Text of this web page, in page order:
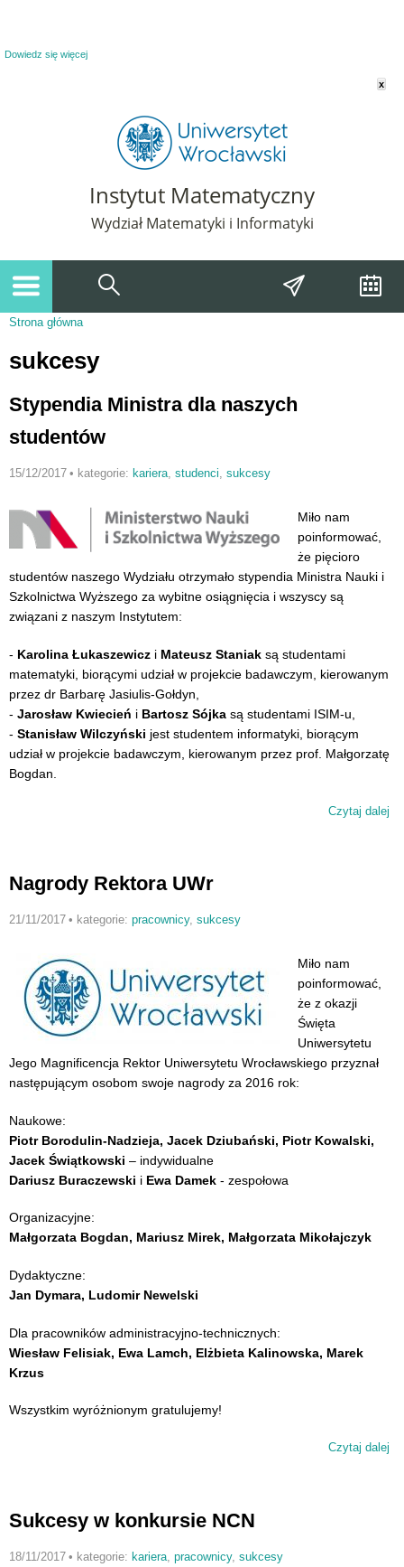
Dowiedz się więcej
x
Instytut Matematyczny
Wydział Matematyki i Informatyki
Strona główna
sukcesy
Stypendia Ministra dla naszych
studentów
15/12/2017 • kategorie: kariera, studenci, sukcesy
Miło nam
poinformować,
że pięcioro
studentów naszego Wydziału otrzymało stypendia Ministra Nauki i
Szkolnictwa Wyższego za wybitne osiągnięcia i wszyscy są
związani z naszym Instytutem:
- Karolina Łukaszewicz i Mateusz Staniak są studentami
matematyki, biorącymi udział w projekcie badawczym, kierowanym
przez dr Barbarę Jasiulis-Gołdyn,
- Jarosław Kwiecień i Bartosz Sójka są studentami ISIM-u,
- Stanisław Wilczyński jest studentem informatyki, biorącym
udział w projekcie badawczym, kierowanym przez prof. Małgorzatę
Bogdan.
Czytaj dalej
Nagrody Rektora UWr
21/11/2017 • kategorie: pracownicy, sukcesy
Miło nam
poinformować,
że z okazji
Święta
Uniwersytetu
Jego Magnificencja Rektor Uniwersytetu Wrocławskiego przyznał
następującym osobom swoje nagrody za 2016 rok:
Naukowe:
Piotr Borodulin-Nadzieja, Jacek Dziubański, Piotr Kowalski,
Jacek Świątkowski – indywidualne
Dariusz Buraczewski i Ewa Damek - zespołowa
Organizacyjne:
Małgorzata Bogdan, Mariusz Mirek, Małgorzata Mikołajczyk
Dydaktyczne:
Jan Dymara, Ludomir Newelski
Dla pracowników administracyjno-technicznych:
Wiesław Felisiak, Ewa Lamch, Elżbieta Kalinowska, Marek
Krzus
Wszystkim wyróżnionym gratulujemy!
Czytaj dalej
Sukcesy w konkursie NCN
18/11/2017 • kategorie: kariera, pracownicy, sukcesy